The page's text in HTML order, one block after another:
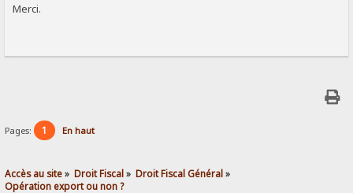
Merci.
Pages: 1 En haut
Accès au site» Droit Fiscal» Droit Fiscal Général»
Opération export ou non ?